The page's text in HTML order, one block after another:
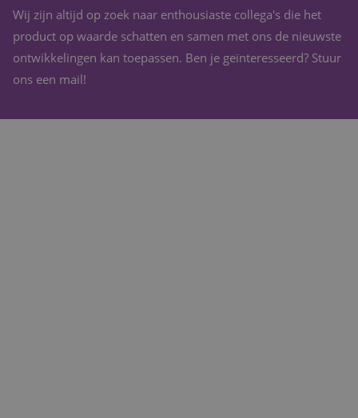
Wij zijn altijd op zoek naar enthousiaste collega's die het
product op waarde schatten en samen met ons de nieuwste
ontwikkelingen kan toepassen. Ben je geïnteresseerd? Stuur
ons een mail!